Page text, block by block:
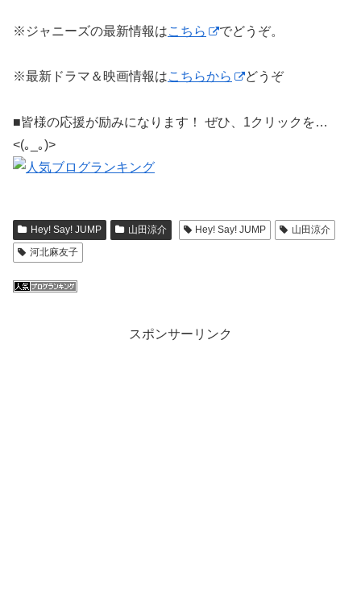
※ジャニーズの最新情報はこちら でどうぞ。
※最新ドラマ＆映画情報はこちらから どうぞ
■皆様の応援が励みになります！ ぜひ、1クリックを…
<(｡_｡)>
Hey! Say! JUMP 山田涼介 Hey! Say! JUMP
山田涼介
河北麻友子
スポンサーリンク